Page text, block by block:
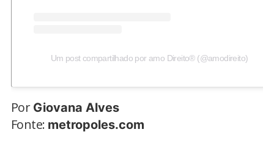
Um post compartilhado por amo Direito® (@amodireito)
Por Giovana Alves
Fonte: metropoles.com